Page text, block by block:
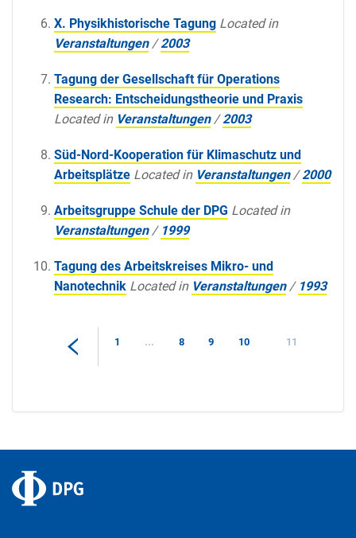
X. Physikhistorische Tagung Located in
Veranstaltungen /2003
Tagung der Gesellschaft für Operations
Research: Entscheidungstheorie und Praxis
Located in Veranstaltungen /2003
Süd-Nord-Kooperation für Klimaschutz und
Arbeitsplätze Located in Veranstaltungen /2000
Arbeitsgruppe Schule der DPG Located in
Veranstaltungen / 1999
Tagung des Arbeitskreises Mikro- und
Nanotechnik Located in Veranstaltungen / 1993
1 ... 8 9 10 11